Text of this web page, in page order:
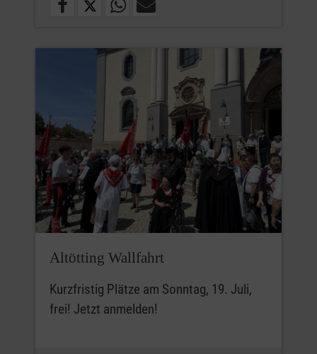
Altötting Wallfahrt
Kurzfristig Plätze am Sonntag, 19. Juli,
frei! Jetzt anmelden!